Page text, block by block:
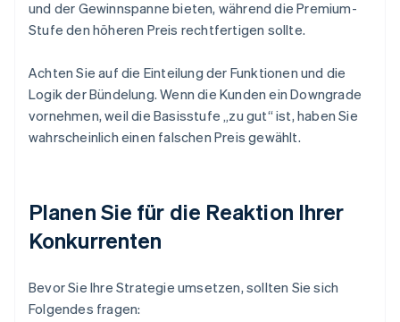
und der Gewinnspanne bieten, während die Premium-
Stufe den höheren Preis rechtfertigen sollte.
Achten Sie auf die Einteilung der Funktionen und die
Logik der Bündelung. Wenn die Kunden ein Downgrade
vornehmen, weil die Basisstufe „zu gut“ ist, haben Sie
wahrscheinlich einen falschen Preis gewählt.
Planen Sie für die Reaktion Ihrer
Konkurrenten
Bevor Sie Ihre Strategie umsetzen, sollten Sie sich
Folgendes fragen: